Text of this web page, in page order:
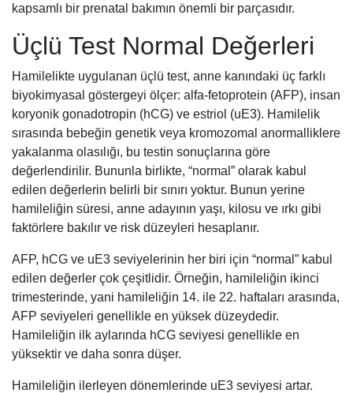
kapsamlı bir prenatal bakımın önemli bir parçasıdır.
Üçlü Test Normal Değerleri
Hamilelikte uygulanan üçlü test, anne kanındaki üç farklı
biyokimyasal göstergeyi ölçer: alfa-fetoprotein (AFP), insan
koryonik gonadotropin (hCG) ve estriol (uE3). Hamilelik
sırasında bebeğin genetik veya kromozomal anormalliklere
yakalanma olasılığı, bu testin sonuçlarına göre
değerlendirilir. Bununla birlikte, “normal” olarak kabul
edilen değerlerin belirli bir sınırı yoktur. Bunun yerine
hamileliğin süresi, anne adayının yaşı, kilosu ve ırkı gibi
faktörlere bakılır ve risk düzeyleri hesaplanır.
AFP, hCG ve uE3 seviyelerinin her biri için “normal” kabul
edilen değerler çok çeşitlidir. Örneğin, hamileliğin ikinci
trimesterinde, yani hamileliğin 14. ile 22. haftaları arasında,
AFP seviyeleri genellikle en yüksek düzeydedir.
Hamileliğin ilk aylarında hCG seviyesi genellikle en
yüksektir ve daha sonra düşer.
Hamileliğin ilerleyen dönemlerinde uE3 seviyesi artar.